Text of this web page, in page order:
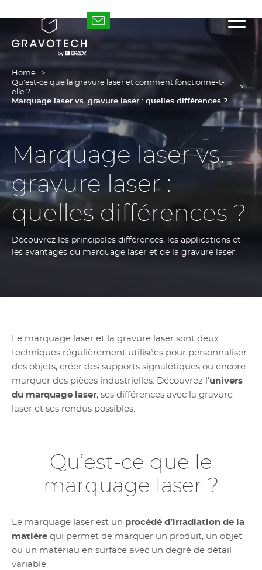
Gravotech
Home
Qu'est-ce que la gravure laser et comment fonctionne-t-
elle ?
Marquage laser vs. gravure laser : quelles différences ?
Marquage laser vs.
gravure laser :
quelles différences ?
Découvrez les principales différences, les applications et
les avantages du marquage laser et de la gravure laser.
Le marquage laser et la gravure laser sont deux
techniques régulièrement utilisées pour personnaliser
des objets, créer des supports signalétiques ou encore
marquer des pièces industrielles. Découvrez l’univers
du marquage laser, ses différences avec la gravure
laser et ses rendus possibles.
Qu’est-ce que le
marquage laser ?
Le marquage laser est un procédé d’irradiation de la
matière qui permet de marquer un produit, un objet
ou un matériau en surface avec un degré de détail
variable.